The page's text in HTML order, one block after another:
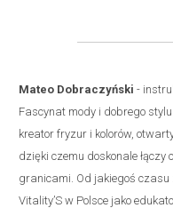
Mateo Dobraczyński -
Fascynat mody i dobrego
kreator fryzur i kolorów,
dzięki czemu doskonale
granicami. Od jakiegoś czasu
Vitality’S w Polsce jako